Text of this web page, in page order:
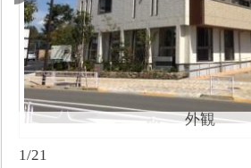
外観
1/21